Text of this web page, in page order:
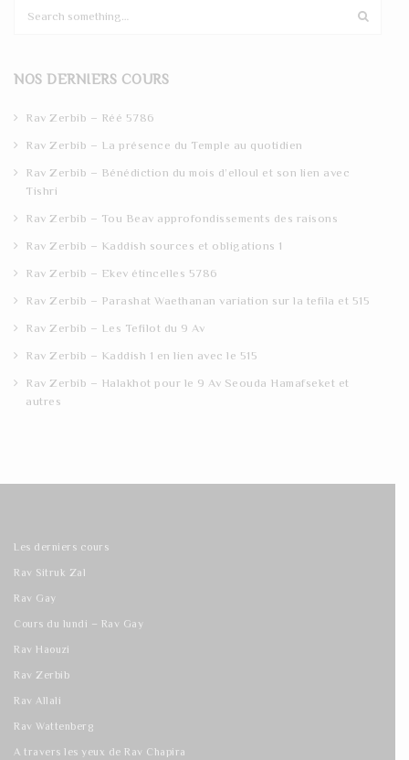
c
NOS DERNIERS COURS
Rav Zerbib – Réé 5786
Rav Zerbib – La présence du Temple au quotidien
Rav Zerbib – Bénédiction du mois d’elloul et son lien avec
Tishri
Rav Zerbib – Tou Beav approfondissements des raisons
Rav Zerbib – Kaddish sources et obligations 1
Rav Zerbib – Ekev étincelles 5786
Rav Zerbib – Parashat Waethanan variation sur la tefila et 515
Rav Zerbib – Les Tefilot du 9 Av
Rav Zerbib – Kaddish 1 en lien avec le 515
Rav Zerbib – Halakhot pour le 9 Av Seouda Hamafseket et
autres
Les derniers cours
Rav Sitruk Zal
Rav Gay
Cours du lundi – Rav Gay
Rav Haouzi
Rav Zerbib
Rav Allali
Rav Wattenberg
A travers les yeux de Rav Chapira